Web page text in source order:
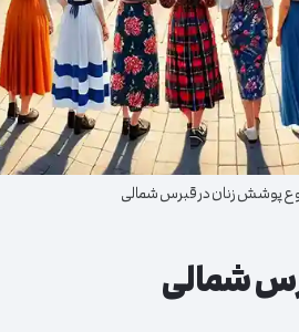
پوشش زنان در قبرس شمالی
شمالی